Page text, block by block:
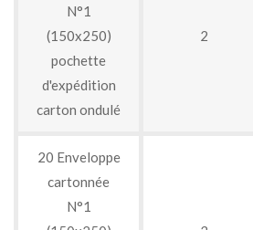
N°1
(150x250)
pochette
d'expédition
carton ondulé
2
20 Enveloppe
cartonnée
N°1